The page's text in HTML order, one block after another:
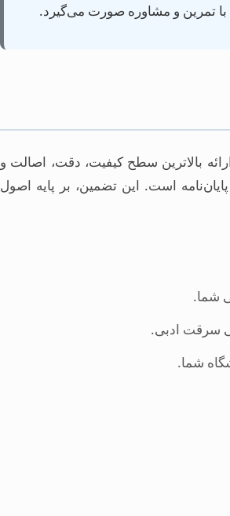
با تمرین و مشاوره صورت می‌گیرد.
بالاترین سطح کیفیت، دقت، اصالت و
است. این تضمین، بر پایه اصول
شما.
سرقت ادبی.
شما.